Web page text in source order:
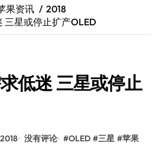
果资讯
2018
三星或停止扩产OLED
低迷 三星或停止
没有评论 #OLED #三星 #苹果